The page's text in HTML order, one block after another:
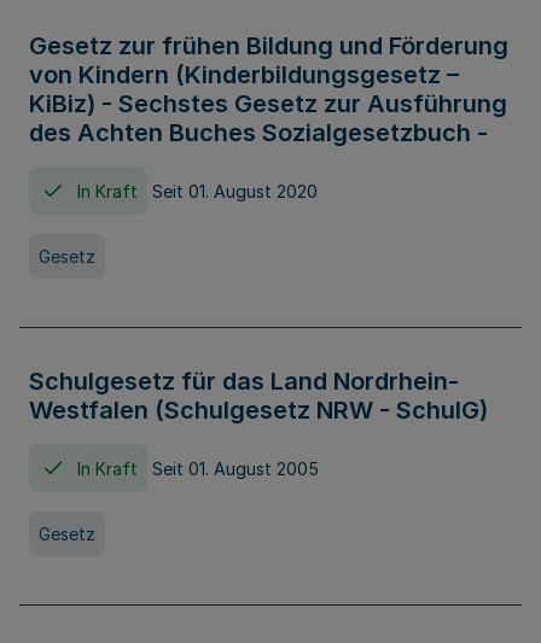
Gesetz zur frühen Bildung und Förderung
von Kindern (Kinderbildungsgesetz –
KiBiz) - Sechstes Gesetz zur Ausführung
des Achten Buches Sozialgesetzbuch -
In Kraft Seit 01. August 2020
Gesetz
Schulgesetz für das Land Nordrhein-
Westfalen (Schulgesetz NRW - SchulG)
In Kraft Seit 01. August 2005
Gesetz